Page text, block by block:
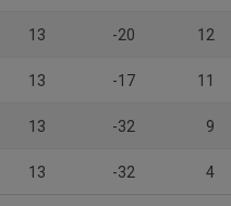
13 -20 12
13 -17 11
13 -32 9
13 -32 4